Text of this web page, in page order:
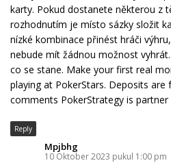
karty. Pokud dostanete některou z
rozhodnutím je místo sázky složit
nízké kombinace přinést hráči
nebude mít žádnou možnost
co se stane. Make your first real
playing at PokerStars. Deposits are
comments PokerStrategy is
Reply
Mpjbhg
10 Oktober 2023 pukul 1:00 pm